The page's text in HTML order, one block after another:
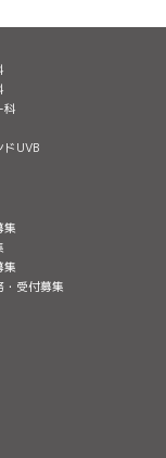
科
ドUVB
集
集
・受付募集